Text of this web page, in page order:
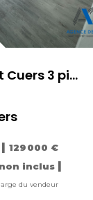
Appartement Cuers 3 pièce(s)
| 129 000 €
inclus |
du vendeur